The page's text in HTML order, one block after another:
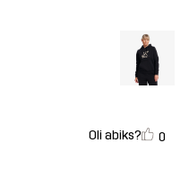
Oli abiks? 0